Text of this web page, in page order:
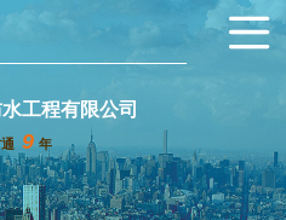
工程有限公司
9 年